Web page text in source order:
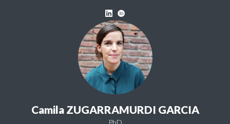
Camila ZUGARRAMURDI GARCIA
PhD